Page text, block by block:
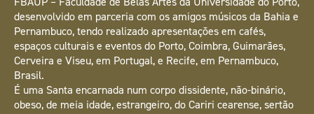
desenvolvido em parceria com os amigos músicos da Bahia e
Pernambuco, tendo realizado apresentações em cafés,
espaços culturais e eventos do Porto, Coimbra, Guimarães,
Cerveira e Viseu, em Portugal, e Recife, em Pernambuco,
Brasil.
É uma Santa encarnada num corpo dissidente, não-binário,
obeso, de meia idade, estrangeiro, do Cariri cearense, sertão